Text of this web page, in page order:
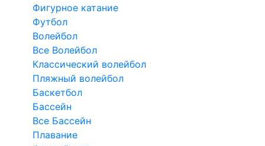
Фигурное катание
Футбол
Волейбол
Все Волейбол
Классический волейбол
Пляжный волейбол
Баскетбол
Бассейн
Все Бассейн
Плавание